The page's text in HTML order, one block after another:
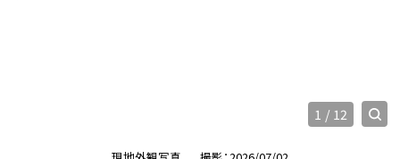
1 / 12